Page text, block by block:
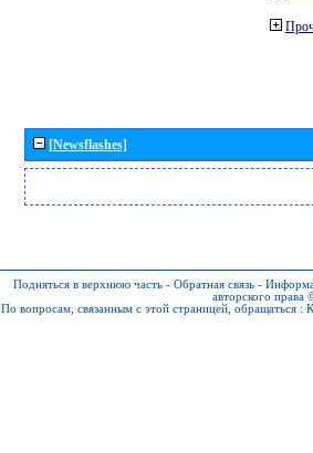
[Newsflashes]
Подняться в верхнюю часть - Обратная связь -
авторского
По вопросам, связанным с этой страницей, обращаться :